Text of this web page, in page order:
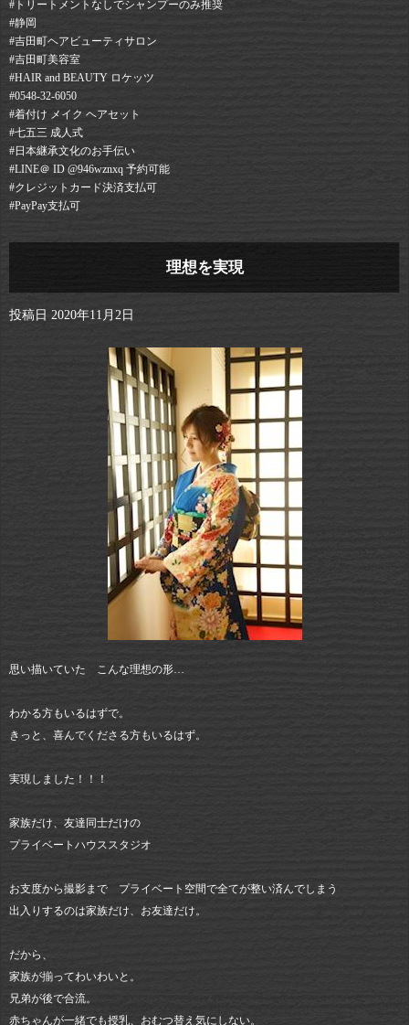
#トリートメントなしでシャンプーのみ推奨
#静岡⠀
#吉田町ヘアビューティサロン⠀
#吉田町美容室⠀
#HAIR and BEAUTY ロケッツ⠀
#0548-32-6050⠀
#着付け メイク ヘアセット⠀
#七五三 成人式⠀
#日本継承文化のお手伝い⠀
#LINE＠ ID @946wznxq 予約可能⠀
#クレジットカード決済支払可⠀
#PayPay支払可
理想を実現
投稿日 2020年11月2日
思い描いていた こんな理想の形…
わかる方もいるはずで。
きっと、喜んでくださる方もいるはず。
実現しました！！！
家族だけ、友達同士だけの
プライベートハウススタジオ
お支度から撮影まで プライベート空間で全てが整い済んでしまう
出入りするのは家族だけ、お友達だけ。
だから、
家族が揃ってわいわいと。
兄弟が後で合流。
赤ちゃんが一緒でも授乳、おむつ替え気にしない。